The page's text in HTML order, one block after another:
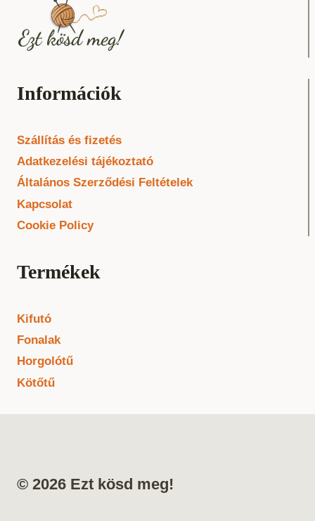
Információk
Szállítás és fizetés
Adatkezelési tájékoztató
Általános Szerződési Feltételek
Kapcsolat
Cookie Policy
Termékek
Kifutó
Fonalak
Horgolótű
Kötőtű
© 2026 Ezt kösd meg!